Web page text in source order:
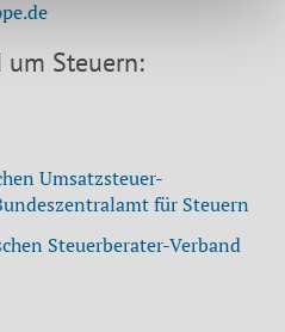
Steuern:
Umsatzsteuer-
für Steuern
Steuerberater-Verband